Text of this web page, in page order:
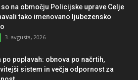
na območju Policijske uprave Celje
tako imenovano ljubezensko
3. avgusta, 2026
po poplavah: obnova po načrtih,
sistem in večja odpornost za